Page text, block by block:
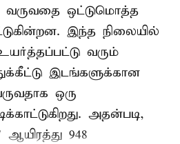
வருவதை ஒட்டுமொத்த
இந்த நிலையில்
வரும்
இடங்களுக்கான
ஒரு
அதன்படி,
948